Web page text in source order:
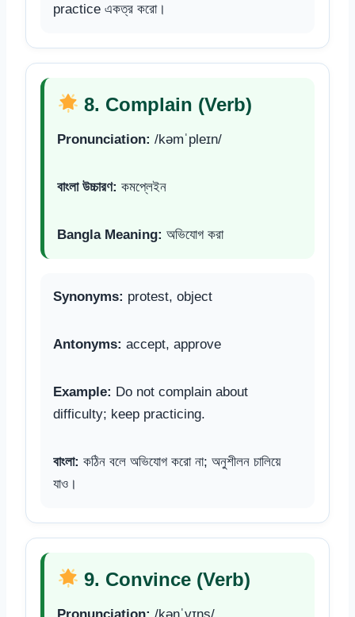
practice একত্র করো।
8. Complain (Verb)
Pronunciation: /kəmˈpleɪn/
বাংলা উচ্চারণ: কমপ্লেইন
Bangla Meaning: অভিযোগ করা
Synonyms: protest, object
Antonyms: accept, approve
Example: Do not complain about
difficulty; keep practicing.
বাংলা: কঠিন বলে অভিযোগ করো না; অনুশীলন চালিয়ে
যাও।
9. Convince (Verb)
Pronunciation: /kənˈvɪns/